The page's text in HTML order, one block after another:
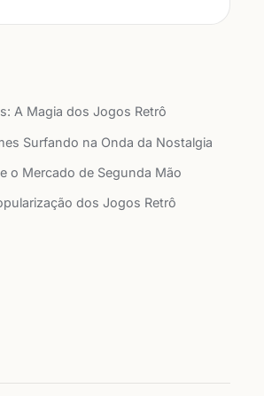
A Magia dos Jogos Retrô
Surfando na Onda da Nostalgia
o Mercado de Segunda Mão
dos Jogos Retrô